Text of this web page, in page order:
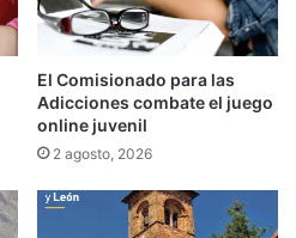
El Comisionado para las
Adicciones combate el juego
online juvenil
2 agosto, 2026